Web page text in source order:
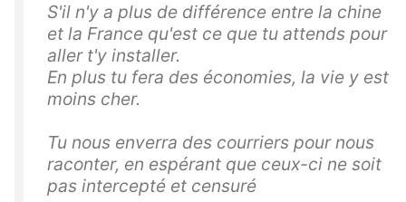
S'il n'y a plus de différence entre la chine
et la France qu'est ce que tu attends pour
aller t'y installer.
En plus tu fera des économies, la vie y est
moins cher.
Tu nous enverra des courriers pour nous
raconter, en espérant que ceux-ci ne soit
pas intercepté et censuré